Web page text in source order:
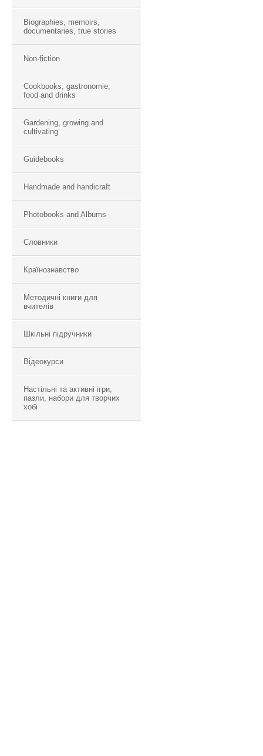
Biographies, memoirs,
documentaries, true stories
Non-fiction
Cookbooks, gastronomie,
food and drinks
Gardening, growing and
cultivating
Guidebooks
Handmade and handicraft
Photobooks and Albums
Словники
Країнознавство
Методичні книги для
вчителів
Шкільні підручники
Відеокурси
Настільні та активні ігри,
пазли, набори для творчих
хобі